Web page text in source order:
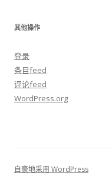
其他操作
登录
条目feed
评论feed
WordPress.org
自豪地采用 WordPress